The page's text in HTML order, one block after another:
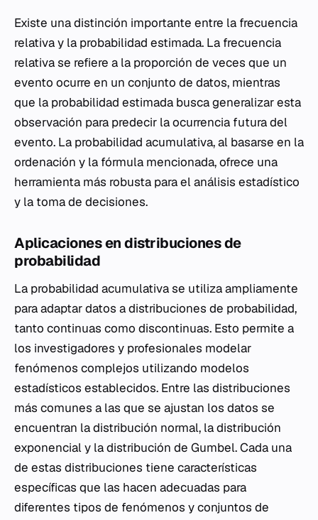
Existe una distinción importante entre la frecuencia
relativa y la probabilidad estimada. La frecuencia
relativa se refiere a la proporción de veces que un
evento ocurre en un conjunto de datos, mientras
que la probabilidad estimada busca generalizar esta
observación para predecir la ocurrencia futura del
evento. La probabilidad acumulativa, al basarse en la
ordenación y la fórmula mencionada, ofrece una
herramienta más robusta para el análisis estadístico
y la toma de decisiones.
Aplicaciones en distribuciones de
probabilidad
La probabilidad acumulativa se utiliza ampliamente
para adaptar datos a distribuciones de probabilidad,
tanto continuas como discontinuas. Esto permite a
los investigadores y profesionales modelar
fenómenos complejos utilizando modelos
estadísticos establecidos. Entre las distribuciones
más comunes a las que se ajustan los datos se
encuentran la distribución normal, la distribución
exponencial y la distribución de Gumbel. Cada una
de estas distribuciones tiene características
específicas que las hacen adecuadas para
diferentes tipos de fenómenos y conjuntos de